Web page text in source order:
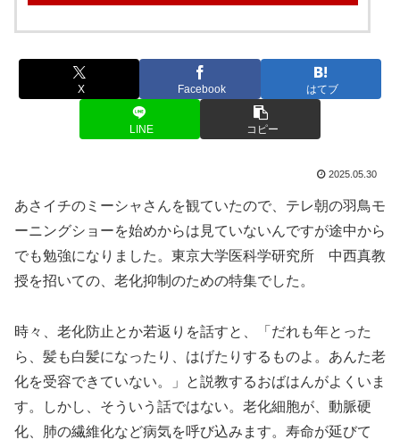
X Facebook はてブ
LINE コピー
2025.05.30
あさイチのミーシャさんを観ていたので、テレ朝の羽鳥モ
ーニングショーを始めからは見ていないんですが途中から
でも勉強になりました。東京大学医科学研究所 中西真教
授を招いての、老化抑制のための特集でした。
時々、老化防止とか若返りを話すと、「だれも年とった
ら、髪も白髪になったり、はげたりするものよ。あんた老
化を受容できていない。」と説教するおばはんがよくいま
す。しかし、そういう話ではない。老化細胞が、動脈硬
化、肺の繊維化など病気を呼び込みます。寿命が延びて